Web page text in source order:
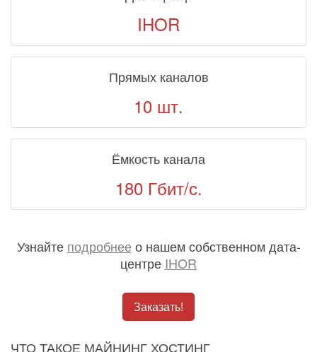
IHOR
Прямых каналов
10 шт.
Ёмкость канала
180 Гбит/с.
Узнайте подробнеео нашем собственном дата-
центре IHOR
Заказать!
ЧТО ТАКОЕ МАЙНИНГ ХОСТИНГ